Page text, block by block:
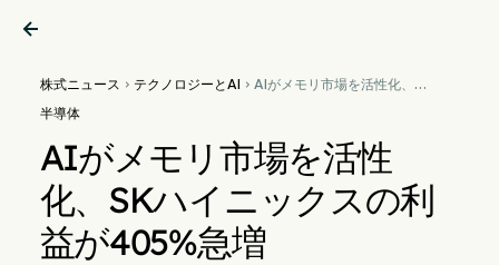

株式ニュース  テクノロジーとAI  AIがメモリ市場を活性化、SK
半導体
AIがメモリ市場を活性
化、SKハイニックスの利
益が405%急増